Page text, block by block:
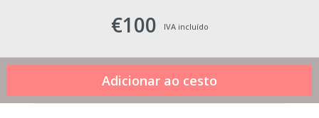
€100 IVA incluído